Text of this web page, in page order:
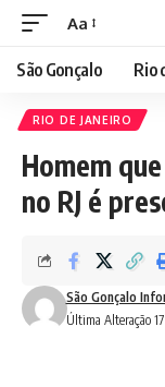
Aa
São Gonçalo Rio
RIO DE JANEIRO
Homem
no RJ é
Última Alteração
São Gonçalo